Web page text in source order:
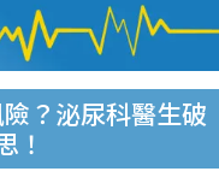
？泌尿科醫生破
！